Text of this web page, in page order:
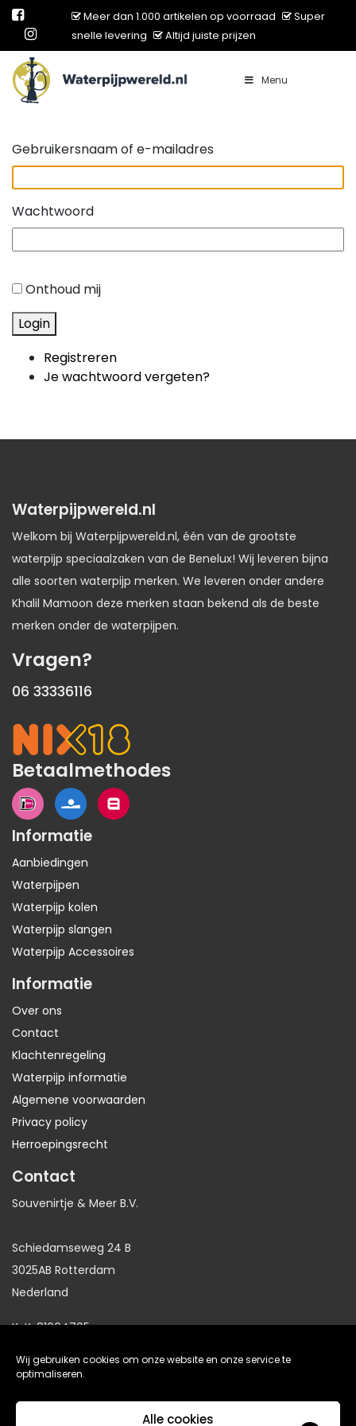
Wij gebruiken cookies om onze website en onze service te
optimaliseren.
Alle cookies
Meer dan 1.000 artikelen op voorraad
Super
snelle levering
Altijd juiste prijzen
Main Navigation Menu
Gebruikersnaam of e-mailadres
Wachtwoord
Onthoud mij
Login
Registreren
Je wachtwoord vergeten?
Waterpijpwereld.nl
Welkom bij Waterpijpwereld.nl, één van de grootste
waterpijp speciaalzaken van de Benelux! Wij leveren bijna
alle soorten waterpijp merken. We leveren onder andere
Khalil Mamoon deze merken staan bekend als de beste
merken onder de waterpijpen.
Vragen?
06 33336116
Betaalmethodes
Informatie
Aanbiedingen
Waterpijpen
Waterpijp kolen
Waterpijp slangen
Waterpijp Accessoires
Informatie
Over ons
Contact
Klachtenregeling
Waterpijp informatie
Algemene voorwaarden
Privacy policy
Herroepingsrecht
Contact
Souvenirtje & Meer B.V.
Schiedamseweg 24 B
3025AB Rotterdam
Nederland
KvK: 81064705